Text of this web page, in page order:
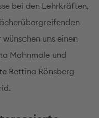
bei den Lehrkräften,
uns einen
Mahnmale und
Bettina Rönsberg